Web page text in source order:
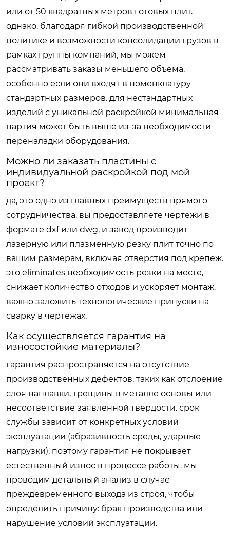
или от 50 квадратных метров готовых плит.
однако, благодаря гибкой производственной
политике и возможности консолидации грузов в
рамках группы компаний, мы можем
рассматривать заказы меньшего объема,
особенно если они входят в номенклатуру
стандартных размеров. для нестандартных
изделий с уникальной раскройкой минимальная
партия может быть выше из-за необходимости
переналадки оборудования.
Можно ли заказать пластины с
индивидуальной раскройкой под мой
проект?
да, это одно из главных преимуществ прямого
сотрудничества. вы предоставляете чертежи в
формате dxf или dwg, и завод производит
лазерную или плазменную резку плит точно по
вашим размерам, включая отверстия под крепеж.
это eliminates необходимость резки на месте,
снижает количество отходов и ускоряет монтаж.
важно заложить технологические припуски на
сварку в чертежах.
Как осуществляется гарантия на
износостойкие материалы?
гарантия распространяется на отсутствие
производственных дефектов, таких как отслоение
слоя наплавки, трещины в металле основы или
несоответствие заявленной твердости. срок
службы зависит от конкретных условий
эксплуатации (абразивность среды, ударные
нагрузки), поэтому гарантия не покрывает
естественный износ в процессе работы. мы
проводим детальный анализ в случае
преждевременного выхода из строя, чтобы
определить причину: брак производства или
нарушение условий эксплуатации.